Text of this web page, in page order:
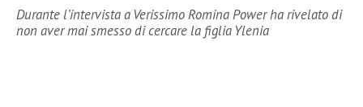
Durante l’intervista a Verissimo Romina Power ha rivelato di
non aver mai smesso di cercare la figlia Ylenia